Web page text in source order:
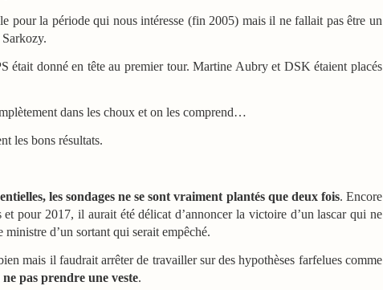
pour la période qui nous intéresse (fin 2005) mais il ne fallait pas être un
était donné en tête au premier tour. Martine Aubry et DSK étaient placés
dans les choux et on les comprend…
les bons résultats.
les sondages ne se sont vraiment plantés que deux fois. Encore
pour 2017, il aurait été délicat d’annoncer la victoire d’un lascar qui ne
ministre d’un sortant qui serait empêché.
mais il faudrait arrêter de travailler sur des hypothèses farfelues comme
pas prendre une veste.